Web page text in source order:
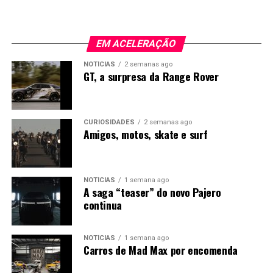
Os preços arrancam nos 81.475 euros, sem IVA, para a
configuração de cinco lugares. A variante de seis lugares
custa 81.891 euros, enquanto a versão de sete lugares
está disponível a partir de 82.369 euros, também sem
IVA.
EM ACELERAÇÃO
NOTÍCIAS 2 semanas ago
GT, a surpresa da Range Rover
CURIOSIDADES 2 semanas ago
Amigos, motos, skate e surf
NOTÍCIAS 1 semana ago
A saga “teaser” do novo Pajero
continua
NOTÍCIAS 1 semana ago
Carros de Mad Max por encomenda